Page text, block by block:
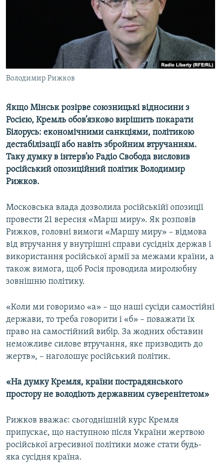
УКРАЇНСЬКА ПРОБЛЕМА КРИМУ
ІНФОГРАФІКА
Усі сайти RFE/RL
Володимир Рижков
Якщо Мінськ розірве союзницькі відносини з
Росією, Кремль обов’язково вирішить покарати
Білорусь: економічними санкціями, політикою
дестабілізації або навіть збройним втручанням.
Таку думку в інтерв’ю Радіо Свобода висловив
російський опозиційний політик Володимир
Рижков.
Московська влада дозволила російськійї опозиції
провести 21 вересня «Марш миру». Як розповів
Рижков, головні вимоги «Маршу миру» – відмова
від втручання у внутрішні справи сусідніх держав і
використання російської армії за межами країни, а
також вимога, щоб Росія проводила миролюбну
зовнішню політику.
«Коли ми говоримо «а» – що наші сусіди самостійні
держави, то треба говорити і «б» – поважати їх
право на самостійний вибір. За жодних обставин
неможливе силове втручання, яке призводить до
жертв», – наголошує російський політик.
«На думку Кремля, країни пострадянського
простору не володіють державним суверенітетом»
Рижков вважає: сьогоднішній курс Кремля
припускає, що наступною після України жертвою
російської агресивної політики може стати будь-
яка сусідня країна.